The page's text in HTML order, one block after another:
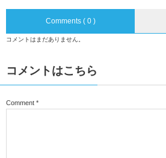
Comments ( 0 )
コメントはまだありません。
コメントはこちら
Comment *